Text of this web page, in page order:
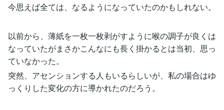
今思えば全ては、なるようになっていたのかもしれない。
以前から、薄紙を一枚一枚剥がすように喉の調子が良くは
なっていたがまさかこんなにも長く掛かるとは当初、思っ
ていなかった。
突然、アセンションする人もいるらしいが、私の場合はゆ
っくりした変化の方に導かれたのだろう。